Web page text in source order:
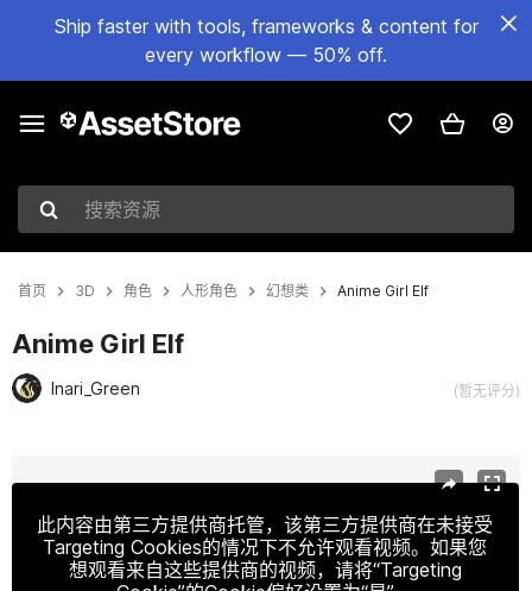
Ship faster with tools, frameworks & content for
every workflow — 50% off.
搜索资源
首页 3D 角色 人形角色 幻想类 Anime Girl Elf
Anime Girl Elf
Inari_Green (暂无评分)
此内容由第三方提供商托管，该第三方提供商在未接受
Targeting Cookies的情况下不允许观看视频。如果您
想观看来自这些提供商的视频，请将“Targeting